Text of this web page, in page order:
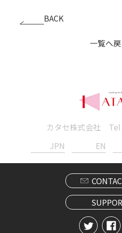
BACK
一覧へ
カタセ株式会社 Tel
JPN
EN